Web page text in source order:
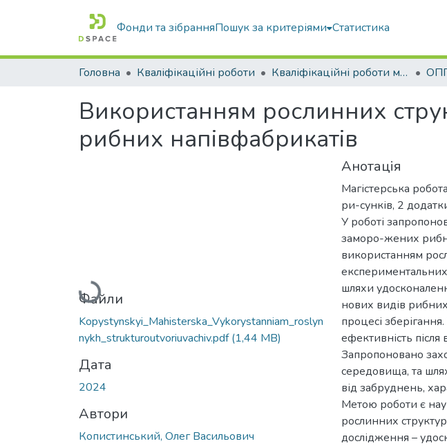
Фонди та зібранняПошук за критеріями Статистика
Головна Кваліфікаційні роботи Кваліфікаційні роботи магістрів
Використанням рослинних
рибних напівфабрикатів
Вантажиться...
Файли
Kopystynskyi_Mahisterska_Vykorystanniam_roslyn
nykh_strukturoutvoriuvachiv.pdf(1,44 MB)
Дата
2024
Автори
Копистинський, Олег Васильович
Анотація
Магістерська
ри-сунків, 2
У роботі
заморо-жених
використанням
шляхи
нових видів
процесі
ефективність
Запропоновано
середовища, та
від забруднень,
Метою роботи є
рослинних
дослідження –